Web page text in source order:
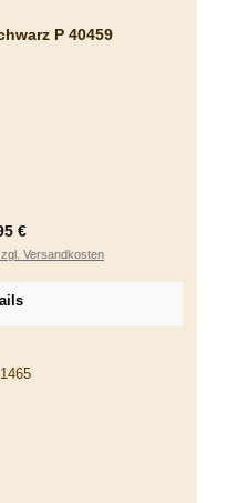
P 40459
Preis:
€
Versandkosten